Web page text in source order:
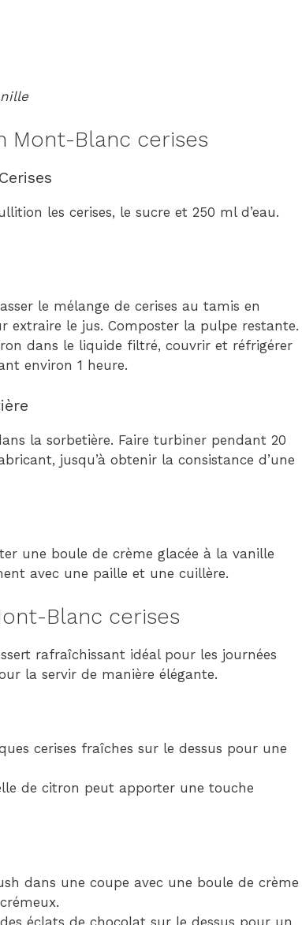
Mont-Blanc cerises
les cerises, le sucre et 250 ml d’eau.
le mélange de cerises au tamis en
extraire le jus. Composter la pulpe restante.
dans le liquide filtré, couvrir et réfrigérer
environ 1 heure.
la sorbetière. Faire turbiner pendant 20
jusqu’à obtenir la consistance d’une
une boule de crème glacée à la vanille
avec une paille et une cuillère.
Blanc cerises
rafraîchissant idéal pour les journées
la servir de manière élégante.
cerises fraîches sur le dessus pour une
de citron peut apporter une touche
dans une coupe avec une boule de crème
éclats de chocolat sur le dessus pour un